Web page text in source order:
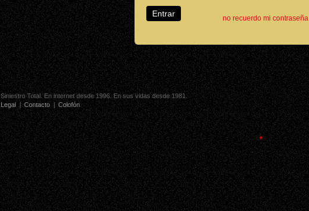
no recuerdo mi contraseña
Siniestro Total. En internet desde 1996. En sus vidas desde 1981.
Legal | Contacto | Colofón
*